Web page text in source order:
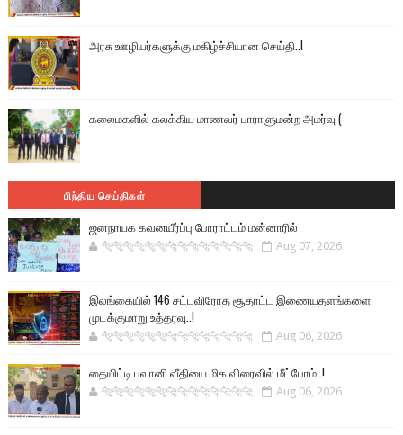
அரசு ஊழியர்களுக்கு மகிழ்ச்சியான செய்தி..!
கலைமகளில் கலக்கிய மாணவர் பாராளுமன்ற அமர்வு (
பிந்திய செய்திகள்
ஜனநாயக கவனயீர்ப்பு போராட்டம் மன்னாரில்
🐅🐅🐅🐅🐅🐅🐆🐆🐆🐆🐆🐆🐆🐆 Aug 07, 2026
இலங்கையில் 146 சட்டவிரோத சூதாட்ட இணையதளங்களை
முடக்குமாறு உத்தரவு..!
🐅🐅🐅🐅🐅🐅🐆🐆🐆🐆🐆🐆🐆🐆 Aug 06, 2026
தையிட்டி பவானி வீதியை மிக விரைவில் மீட்போம்..!
🐅🐅🐅🐅🐅🐅🐆🐆🐆🐆🐆🐆🐆🐆 Aug 06, 2026